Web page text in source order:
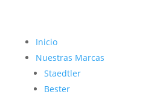
Inicio
Nuestras Marcas
Staedtler
Bester